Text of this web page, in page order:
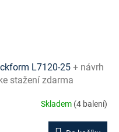
L7120-25 + návrh
stažení zdarma
Skladem (4 balení)